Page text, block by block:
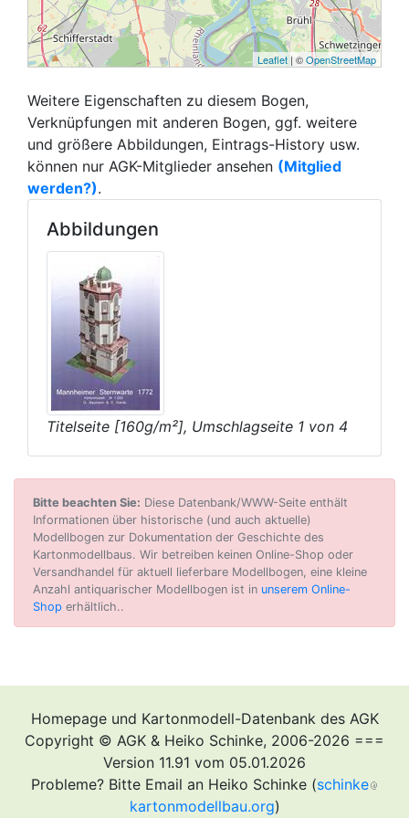
Leaflet | ©OpenStreetMap
Weitere Eigenschaften zu diesem Bogen,
Verknüpfungen mit anderen Bogen, ggf. weitere
und größere Abbildungen, Eintrags-History usw.
können nur AGK-Mitglieder ansehen (Mitglied
werden?).
Abbildungen
Titelseite [160g/m²], Umschlagseite 1 von 4
Bitte beachten Sie: Diese Datenbank/WWW-Seite enthält
Informationen über historische (und auch aktuelle)
Modellbogen zur Dokumentation der Geschichte des
Kartonmodellbaus. Wir betreiben keinen Online-Shop oder
Versandhandel für aktuell lieferbare Modellbogen, eine kleine
Anzahl antiquarischer Modellbogen ist in unserem Online-
Shop erhältlich..
Homepage und Kartonmodell-Datenbank des AGK
Copyright © AGK & Heiko Schinke, 2006-2026 ===
Version 11.91 vom 05.01.2026
Probleme? Bitte Email an Heiko Schinke (schinke
kartonmodellbau.org)